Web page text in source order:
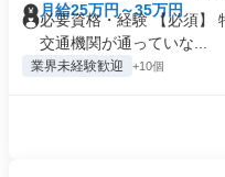
月給25万円～35万円
必要資格・経験 【必須】
交通機関が通っていな...
業界未経験歓迎 +10個